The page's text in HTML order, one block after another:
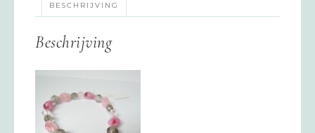
BESCHRIJVING
Beschrijving